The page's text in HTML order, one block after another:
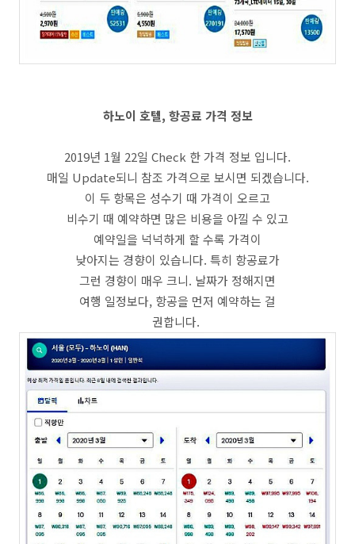
하노이 호텔, 항공료 가격 정보
2019년 1월 22일 Check 한 가격 정보 입니다.
매일 Update되니 참조 가격으로 보시면 되겠습니다.
이 두 항목은 성수기 때 가격이 오르고
비수기 때 예약하면 많은 비용을 아낄 수 있고
예약일을 넉넉하게 할 수록 가격이
낮아지는 경향이 있습니다. 특히 항공료가
그런 경향이 매우 크니. 날짜가 정해지면
여행 일정보다, 항공을 먼저 예약하는 걸
권합니다.